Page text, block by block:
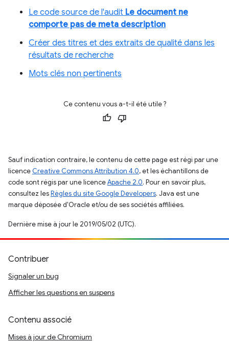
Le code source de l'audit Le document ne
comporte pas de meta description
Créer des titres et des extraits de qualité dans les
résultats de recherche
Mots clés non pertinents
Ce contenu vous a-t-il été utile ?
Sauf indication contraire, le contenu de cette page est régi par une
licence Creative Commons Attribution 4.0, et les échantillons de
code sont régis par une licenceApache 2.0. Pour en savoir plus,
consultez lesRègles du site Google Developers. Java est une
marque déposée d'Oracle et/ou de ses sociétés affiliées.
Dernière mise à jour le 2019/05/02 (UTC).
Contribuer
Signaler un bug
Afficher les questions en suspens
Contenu associé
Mises à jour de Chromium